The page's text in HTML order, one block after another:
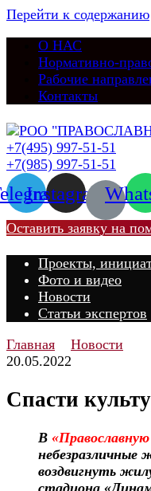
Перейти к содержанию
О НАС
Нормативно-
Рабочие
Контакты
+7(495) 997-51-51
+7(985) 997-51-51
Instagram
Оставить заявку на
Проекты,
Фото и видео
Новости
Статьи экспертов
Главная
Новости
20.05.2022
Спасти
В
небезразличные
воздвигнуть